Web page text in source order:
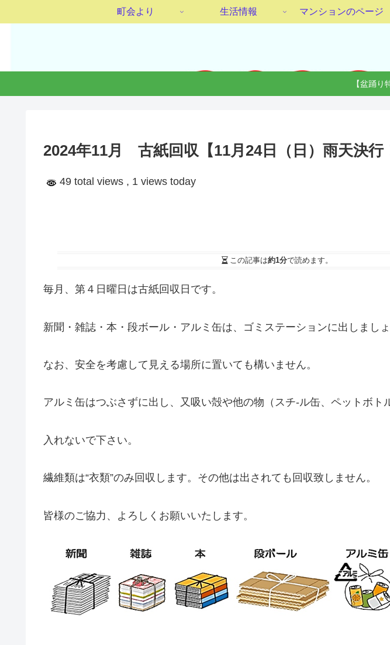
町会より 生活情報 マンションのページ
【盆踊り
2024年11月 古紙回収【11月24日（日）雨天決行
49 total views , 1 views today
この記事は約1分で読めます。
毎月、第４日曜日は古紙回収日です。
新聞・雑誌・本・段ボール・アルミ缶は、ゴミステーションに出しましょ
なお、安全を考慮して見える場所に置いても構いません。
アルミ缶はつぶさずに出し、又吸い殻や他の物（スチ-ル缶、ペットボト
入れないで下さい。
繊維類は“衣類”のみ回収します。その他は出されても回収致しません。
皆様のご協力、よろしくお願いいたします。